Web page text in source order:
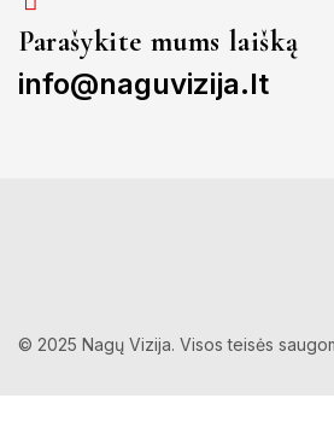
Parašykite mums laišką
info@naguvizija.lt
© 2025 Nagų Vizija. Visos teisės